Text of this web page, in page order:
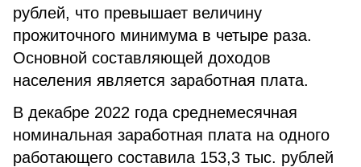
рублей, что превышает величину
прожиточного минимума в четыре раза.
Основной составляющей доходов
населения является заработная плата.
В декабре 2022 года среднемесячная
номинальная заработная плата на одного
работающего составила 153,3 тыс. рублей